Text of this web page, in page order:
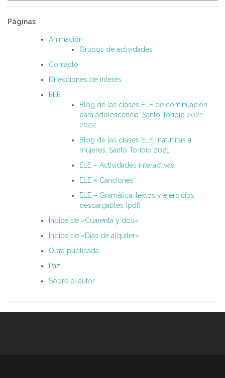
Páginas
Animación
Grupos de actividades
Contacto
Direcciones de interés
ELE
Blog de las clases ELE de continuación
para adolescencia. Santo Toribio 2021-
2022
Blog de las clases ELE matutinas a
mujeres, Santo Toribio 2021
ELE – Actividades interactivas
ELE – Canciones
ELE – Gramática, textos y ejercicios
descargables (pdf)
Índice de «Cuarenta y dos»
Índice de «Días de alquiler»
Obra publicada
Paz
Sobre el autor